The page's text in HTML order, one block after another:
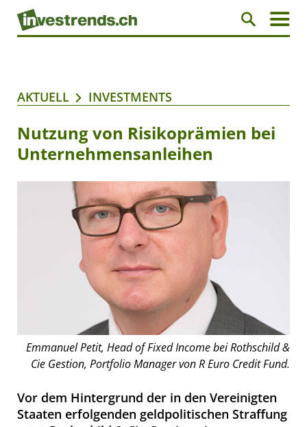
AKTUELL INVESTMENTS
Nutzung von Risikoprämien bei
Unternehmensanleihen
Emmanuel Petit, Head of Fixed Income bei Rothschild &
Cie Gestion, Portfolio Manager von R Euro Credit Fund.
Vor dem Hintergrund der in den Vereinigten
Staaten erfolgenden geldpolitischen Straffung